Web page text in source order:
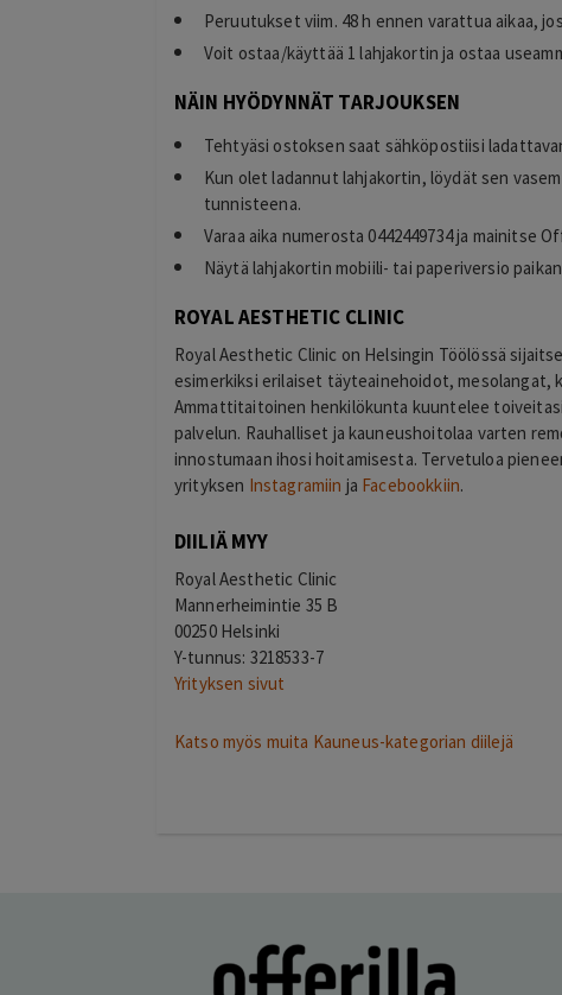
Peruutukset viim. 48 h ennen varattua aikaa,
Voit ostaa/käyttää 1 lahjakortin ja ostaa
NÄIN HYÖDYNNÄT TARJOUKSEN
Tehtyäsi ostoksen saat sähköpostiisi
Kun olet ladannut lahjakortin, löydät sen
tunnisteena.
Varaa aika numerosta 0442449734 ja mainitse
Näytä lahjakortin mobiili- tai paperiversio
ROYAL AESTHETIC CLINIC
Royal Aesthetic Clinic on Helsingin Töölössä
esimerkiksi erilaiset täyteainehoidot, mesolangat,
Ammattitaitoinen henkilökunta kuuntelee
palvelun. Rauhalliset ja kauneushoitolaa varten
innostumaan ihosi hoitamisesta. Tervetuloa
yrityksen Instagramiin ja Facebookkiin.
DIILIÄ MYY
Royal Aesthetic Clinic
Mannerheimintie 35 B
00250 Helsinki
Y-tunnus: 3218533-7
Yrityksen sivut
Katso myös muita Kauneus-kategorian diilejä